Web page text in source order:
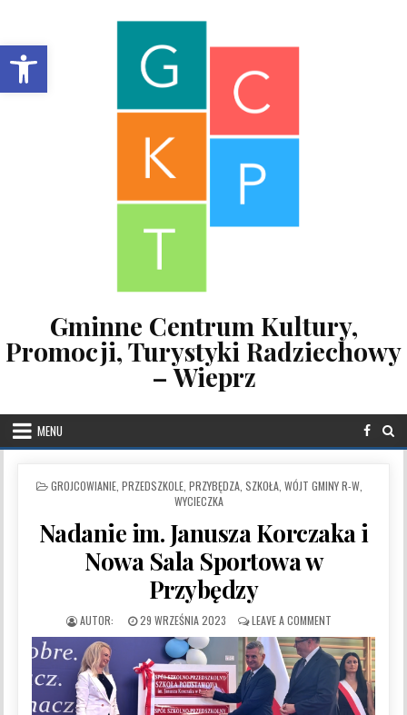
Open toolbar
Gminne Centrum Kultury,
Promocji, Turystyki Radziechowy
– Wieprz
MENU
POSTED IN
GROJCOWIANIE, PRZEDSZKOLE, PRZYBĘDZA, SZKOŁA, WÓJT GMINY R-W,
WYCIECZKA
Nadanie im. Janusza Korczaka i
Nowa Sala Sportowa w
Przybędzy
PUBLISHED DATE:
29 WRZEŚNIA 2023 LEAVE A COMMENT